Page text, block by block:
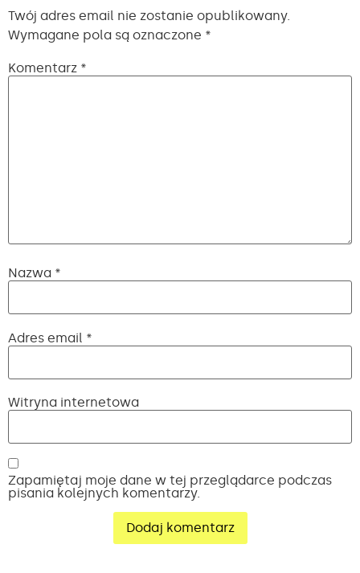
Twój adres email nie zostanie opublikowany.
Wymagane pola są oznaczone *
Komentarz *
Nazwa *
Adres email *
Witryna internetowa
Zapamiętaj moje dane w tej przeglądarce podczas
pisania kolejnych komentarzy.